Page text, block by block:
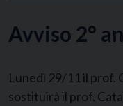
Avviso 2°
Lunedì 29/11 il prof.
sostituirà il prof.